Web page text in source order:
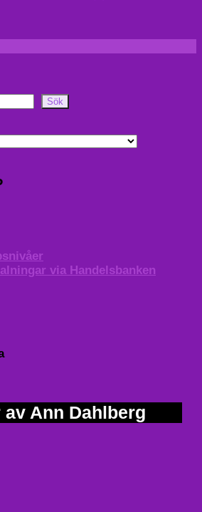
Sök
via Handelsbanken
Ann Dahlberg